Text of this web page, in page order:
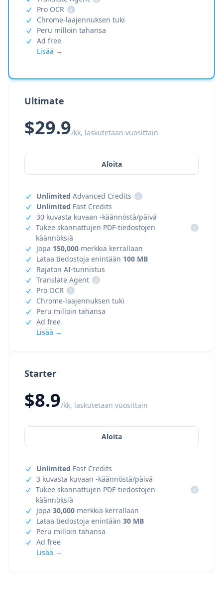
Starter
$8.9/kk, laskutetaan vuosittain
Aloita
Unlimited Fast Credits
3 kuvasta kuvaan -käännöstä/päivä
Tukee skannattujen PDF-tiedostojen
käännöksiä
i
Jopa 30,000 merkkiä kerrallaan
Lataa tiedostoja enintään 30 MB
Peru milloin tahansa
Ad free
Lisää →
Pro OCR
i
Chrome-laajennuksen tuki
Peru milloin tahansa
Ad free
Lisää →
Ultimate
$29.9/kk, laskutetaan vuosittain
Aloita
Unlimited Advanced Credits
i
Unlimited Fast Credits
30 kuvasta kuvaan -käännöstä/päivä
Tukee skannattujen PDF-tiedostojen
käännöksiä
i
Jopa 150,000 merkkiä kerrallaan
Lataa tiedostoja enintään 100 MB
Rajaton AI-tunnistus
Translate Agent
i
Pro OCR
i
Chrome-laajennuksen tuki
Peru milloin tahansa
Ad free
Lisää →